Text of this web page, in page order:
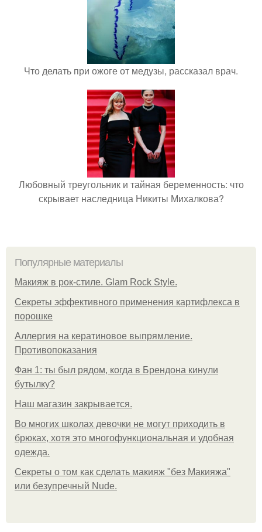
Что делать при ожоге от медузы, рассказал врач.
Любовный треугольник и тайная беременность: что
скрывает наследница Никиты Михалкова?
Популярные материалы
Макияж в рок-стиле. Glam Rock Style.
Секреты эффективного применения картифлекса в
порошке
Аллергия на кератиновое выпрямление.
Противопоказания
Фан 1: ты был рядом, когда в Брендона кинули
бутылку?
Нaш магaзин зaкрывaeтся.
Во многих школах девочки не могут приходить в
брюках, хотя это многофункциональная и удобная
одежда.
Секреты о том как сделать макияж "без Макияжа"
или безупречный Nude.